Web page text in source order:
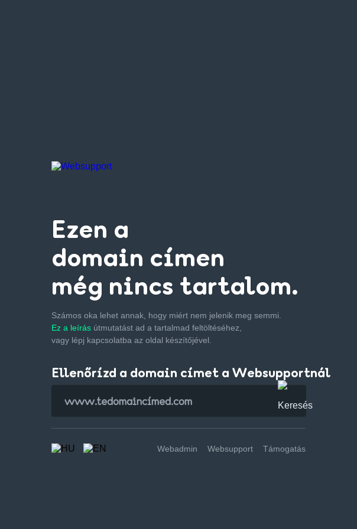
Ezen a
domain címen
még nincs tartalom.
Számos oka lehet annak, hogy miért nem jelenik meg semmi.
Ez a leírás útmutatást ad a tartalmad feltöltéséhez,
vagy lépj kapcsolatba az oldal készítőjével.
Ellenőrízd a domain címet a Websupportnál
Webadmin Websupport Támogatás